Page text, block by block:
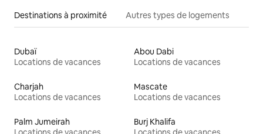
Destinations à proximité Autres types de logements
Dubaï
Locations de vacances
Abou Dabi
Locations de vacances
Charjah
Locations de vacances
Mascate
Locations de vacances
Palm Jumeirah
Burj Khalifa